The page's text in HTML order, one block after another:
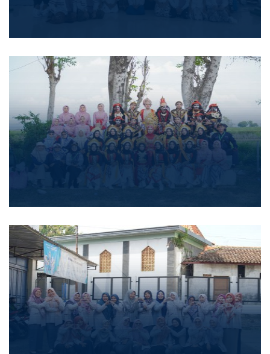
Kegiatan Maulid Nabi
Kegiatan Maulid Nabi
Kegiatan Budaya
Kegiatan Budaya